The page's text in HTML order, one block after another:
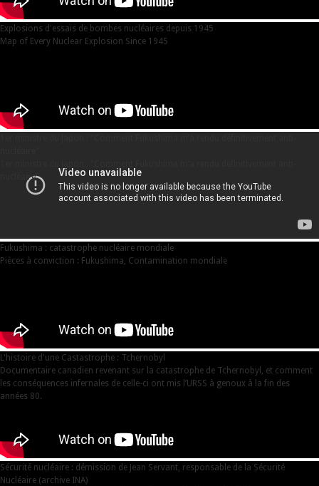
Explosions d'essais de bombes nucléaires depuis 1945
Map of Every Nuclear Explosion Since 1945
nucléaire"
Fukushima : catastrophe nucléaire mondiale
Pièces à conviction : Fukushima, Contamination mondiale
L'histoire d'une Castastrophe : Tchernobyl
Documentaire canadien revenant sur la catastrophe de Tchernobyl, et comment
les conséquences infernales de celle-ci ont mis l’URSS à genoux à la fin des
années 80.
Sécurité nucléaire : démission de Jean Servant, responsable de la Sécurité
Nucléaire (archive INA)